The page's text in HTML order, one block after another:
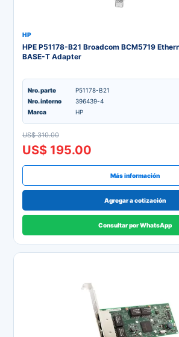
HP
HPE P51178-B21 Broadcom BCM5719
BASE-T Adapter
Nro. parte
P51178-B21
Nro. interno
396439-4
Marca
HP
US$ 310.00
US$ 195.00
Más información
Agregar a cotización
Consultar por WhatsApp